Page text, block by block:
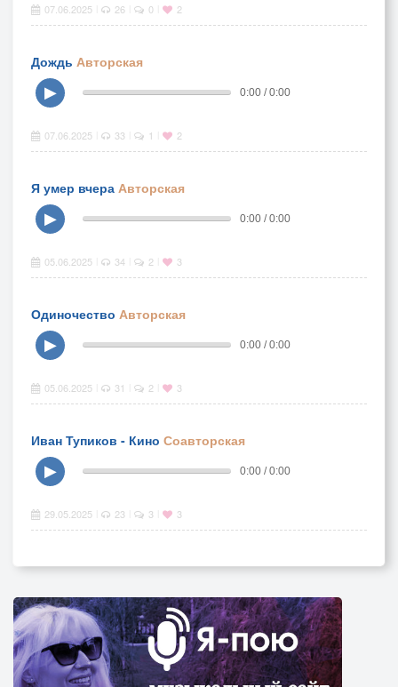
07.06.2025 26 0 2
Дождь Авторская
▶
0:00 / 0:00
07.06.2025 33 1 2
Я умер вчера Авторская
▶
0:00 / 0:00
05.06.2025 34 2 3
Одиночество Авторская
▶
0:00 / 0:00
05.06.2025 31 2 3
Иван Тупиков - Кино Соавторская
▶
0:00 / 0:00
29.05.2025 23 3 3